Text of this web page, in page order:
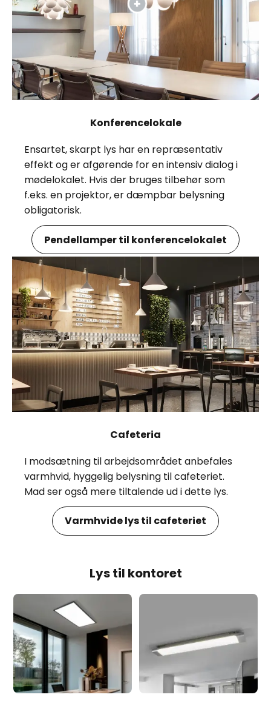
Konferencelokale
Ensartet, skarpt lys har en repræsentativ
effekt og er afgørende for en intensiv dialog i
mødelokalet. Hvis der bruges tilbehør som
f.eks. en projektor, er dæmpbar belysning
obligatorisk.
Pendellamper til konferencelokalet
Cafeteria
I modsætning til arbejdsområdet anbefales
varmhvid, hyggelig belysning til cafeteriet.
Mad ser også mere tiltalende ud i dette lys.
Varmhvide lys til cafeteriet
Lys til kontoret